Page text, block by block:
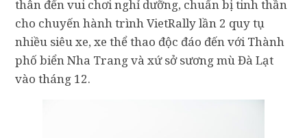
thân đến vui chơi nghỉ dưỡng, chuẩn bị tinh thần
cho chuyến hành trình VietRally lần 2 quy tụ
nhiều siêu xe, xe thể thao độc đáo đến với Thành
phố biển Nha Trang và xứ sở sương mù Đà Lạt
vào tháng 12.